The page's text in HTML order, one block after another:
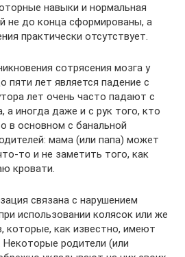
навыки и нормальная
не до конца сформированы, а
практически отсутствует.
сотрясения мозга у
пяти лет является падение с
лет очень часто падают с
а иногда даже и с рук того, кто
в основном с банальной
мама (или папа) может
то и не заметить того, как
кровати.
связана с нарушением
использовании колясок или же
которые, как известно, имеют
родители (или